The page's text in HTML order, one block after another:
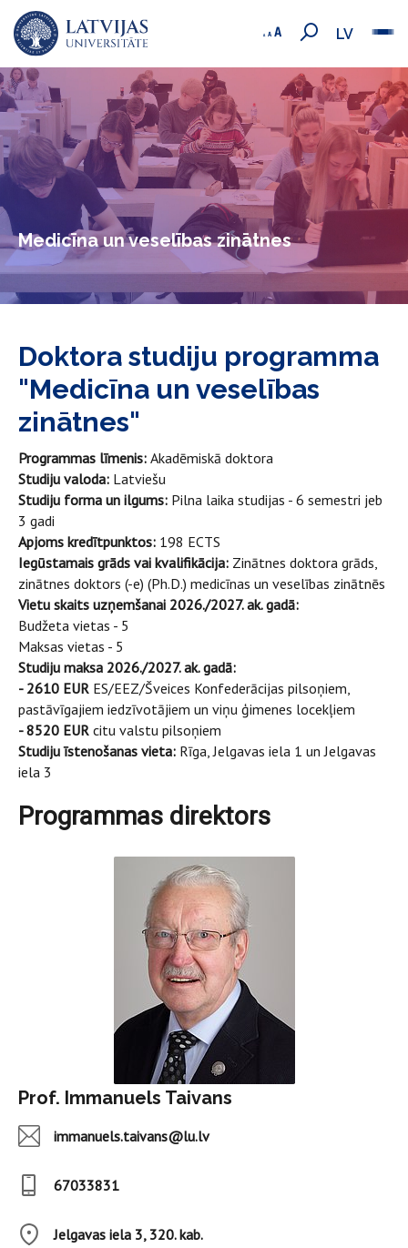
LV
Medicīna un veselības zinātnes
Doktora studiju programma
"Medicīna un veselības
zinātnes"
Programmas līmenis: Akadēmiskā doktora
Studiju valoda: Latviešu
Studiju forma un ilgums: Pilna laika studijas - 6 semestri jeb
3 gadi
Apjoms kredītpunktos: 198 ECTS
Iegūstamais grāds vai kvalifikācija: Zinātnes doktora grāds,
zinātnes doktors (-e) (Ph.D.) medicīnas un veselības zinātnēs
Vietu skaits uzņemšanai 2026./2027. ak. gadā:
Budžeta vietas - 5
Maksas vietas - 5
Studiju maksa 2026./2027. ak. gadā:
- 2610 EUR ES/EEZ/Šveices Konfederācijas pilsoņiem,
pastāvīgajiem iedzīvotājiem un viņu ģimenes locekļiem
- 8520 EUR citu valstu pilsoņiem
Studiju īstenošanas vieta: Rīga, Jelgavas iela 1 un Jelgavas
iela 3
Programmas direktors
Prof. Immanuels Taivans
immanuels.taivans@lu.lv
67033831
Jelgavas iela 3, 320. kab.